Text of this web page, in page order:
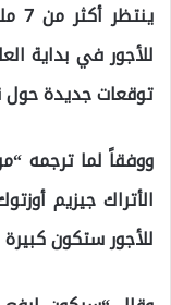
توقعات جديدة حول
ووفقاً لما ترجمه
الأتراك جيزيم
للأجور ستكون كبيرة